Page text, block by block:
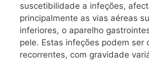
suscetibilidade a infeções,
principalmente as vias aéreas
inferiores, o aparelho
pele. Estas infeções podem ser
recorrentes, com gravidade